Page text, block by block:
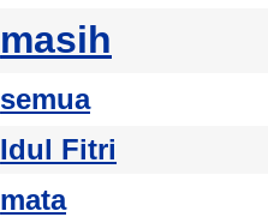
masih
semua
Idul Fitri
mata